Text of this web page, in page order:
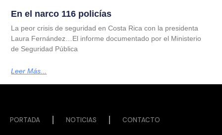
En el narco 116 policías
La peor crisis de seguridad en Costa Rica con la presidenta
Laura Fernández…El informe documentado por el Ministerio
de Seguridad Pública
Leer Más...
PORTADA NOTICIAS CONTACTO